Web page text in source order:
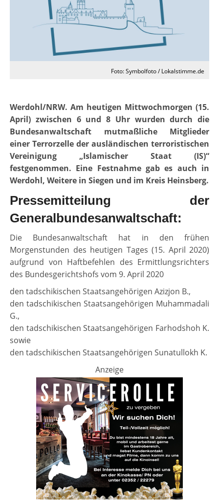
Foto: Symbolfoto / Lokalstimme.de
Werdohl/NRW. Am heutigen Mittwochmorgen (15.
April) zwischen 6 und 8 Uhr wurden durch die
Bundesanwaltschaft mutmaßliche Mitglieder
einer Terrorzelle der ausländischen terroristischen
Vereinigung „Islamischer Staat (IS)“
festgenommen. Eine Festnahme gab es auch in
Werdohl, Weitere in Siegen und im Kreis Heinsberg.
Pressemitteilung der
Generalbundesanwaltschaft:
Die Bundesanwaltschaft hat in den frühen
Morgenstunden des heutigen Tages (15. April 2020)
aufgrund von Haftbefehlen des Ermittlungsrichters
des Bundesgerichtshofs vom 9. April 2020
den tadschikischen Staatsangehörigen Azizjon B.,
den tadschikischen Staatsangehörigen Muhammadali
G.,
den tadschikischen Staatsangehörigen Farhodshoh K.
sowie
den tadschikischen Staatsangehörigen Sunatullokh K.
Anzeige